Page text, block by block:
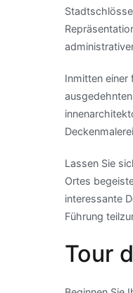
Inmitten einer
Lassen Sie
Ortes
interessante
Führung
Tour